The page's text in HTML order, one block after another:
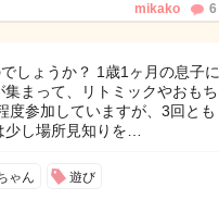
mikako 6
しょうか？ 1歳1ヶ月の息子に
まって、リトミックやおもち
度参加していますが、3回とも
し場所見知りを…
ゃん 遊び